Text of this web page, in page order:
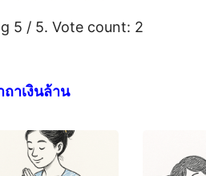
5 / 5. Vote count: 2
าเงินล้าน